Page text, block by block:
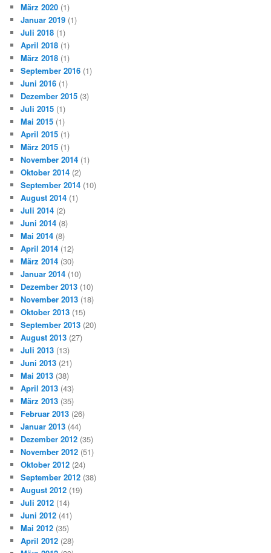
März 2020 (1)
Januar 2019 (1)
Juli 2018 (1)
April 2018 (1)
März 2018 (1)
September 2016 (1)
Juni 2016 (1)
Dezember 2015 (3)
Juli 2015 (1)
Mai 2015 (1)
April 2015 (1)
März 2015 (1)
November 2014 (1)
Oktober 2014 (2)
September 2014 (10)
August 2014 (1)
Juli 2014 (2)
Juni 2014 (8)
Mai 2014 (8)
April 2014 (12)
März 2014 (30)
Januar 2014 (10)
Dezember 2013 (10)
November 2013 (18)
Oktober 2013 (15)
September 2013 (20)
August 2013 (27)
Juli 2013 (13)
Juni 2013 (21)
Mai 2013 (38)
April 2013 (43)
März 2013 (35)
Februar 2013 (26)
Januar 2013 (44)
Dezember 2012 (35)
November 2012 (51)
Oktober 2012 (24)
September 2012 (38)
August 2012 (19)
Juli 2012 (14)
Juni 2012 (41)
Mai 2012 (35)
April 2012 (28)